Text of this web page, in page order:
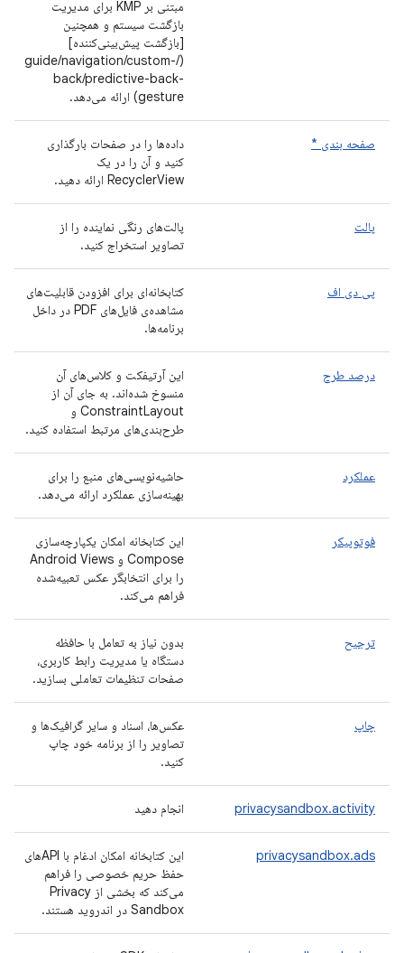
مبتنی بر KMP برای مدیریت
بازگشت سیستم و همچنین
[بازگشت پیش‌بینی‌کننده]
(/guide/navigation/custom-
back/predictive-back-
gesture) ارائه می‌دهد.
صفحه بندی *
داده‌ها را در صفحات بارگذاری
کنید و آن را در یک
RecyclerView ارائه دهید.
پالت
پالت‌های رنگی نماینده را از
تصاویر استخراج کنید.
پی دی اف
کتابخانه‌ای برای افزودن قابلیت‌های
مشاهده‌ی فایل‌های PDF در داخل
برنامه‌ها.
درصد طرح
این آرتیفکت و کلاس‌های آن
منسوخ شده‌اند. به جای آن از
ConstraintLayout و
طرح‌بندی‌های مرتبط استفاده کنید.
عملکرد
حاشیه‌نویسی‌های منبع را برای
بهینه‌سازی عملکرد ارائه می‌دهد.
فوتوپیکر
این کتابخانه امکان یکپارچه‌سازی
Compose و Android Views
را برای انتخابگر عکس تعبیه‌شده
فراهم می‌کند.
ترجیح
بدون نیاز به تعامل با حافظه
دستگاه یا مدیریت رابط کاربری،
صفحات تنظیمات تعاملی بسازید.
چاپ
عکس‌ها، اسناد و سایر گرافیک‌ها و
تصاویر را از برنامه خود چاپ
کنید.
privacysandbox.activity انجام دهید
privacysandbox.ads
این کتابخانه امکان ادغام با APIهای
حفظ حریم خصوصی را فراهم
می‌کند که بخشی از Privacy
Sandbox در اندروید هستند.